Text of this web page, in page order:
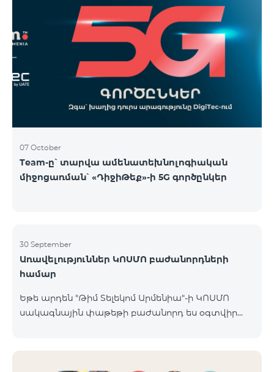
07 October
Team-ը՝ տարվա ամենատեխնոլոգիական
միջոցառման՝ «ԴիջիԹեք»-ի 5G գործընկեր
30 September
Առավելություններ ԿՈՍՄՈ բաժանորդների
համար
Եթե արդեն "Թիմ Տելեկոմ Արմենիա"-ի ԿՈՍՄՈ
սակագնային փաթեթի բաժանորդ ես օգտվիր